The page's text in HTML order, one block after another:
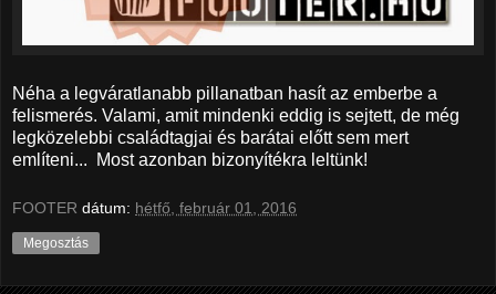
Néha a legváratlanabb pillanatban hasít az emberbe a
felismerés. Valami, amit mindenki eddig is sejtett, de még
legközelebbi családtagjai és barátai előtt sem mert
említeni... Most azonban bizonyítékra leltünk!
FOOTER dátum: hétfő, február 01, 2016
Megosztás